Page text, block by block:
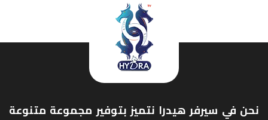
نحن في سيرفر هيدرا نتميز بتوفير مجموعة متنوعة